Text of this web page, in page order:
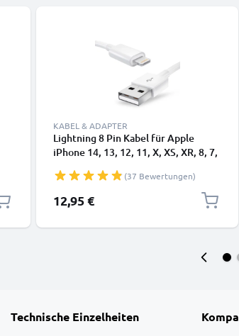
KABEL & ADAPTER
Lightning 8 Pin Kabel für Apple
iPhone 14, 13, 12, 11, X, XS, XR, 8, 7,
Datenkabel für Smartphone
(37 Bewertungen)
12,95 €
Technische Einzelheiten